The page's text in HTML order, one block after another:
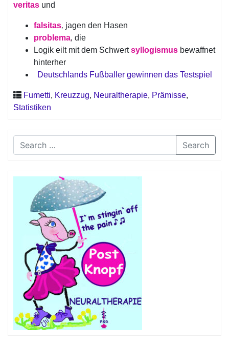
veritas und
falsitas, jagen den Hasen
problema, die
Logik eilt mit dem Schwertsyllogismus bewaffnet
hinterher
Deutschlands Fußballer gewinnen das Testspiel
Fumetti, Kreuzzug, Neuraltherapie, Prämisse,
Statistiken
Search